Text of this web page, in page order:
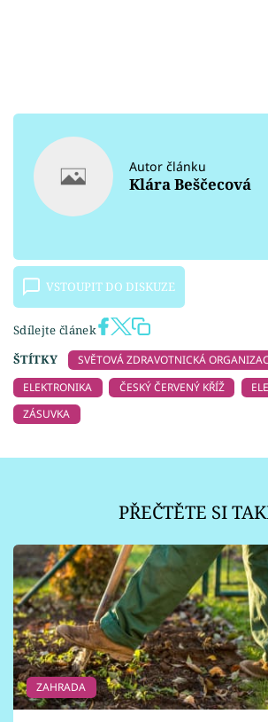
Autor článku
Klára Beščecová
VSTOUPIT DO DISKUZE
Sdílejte článek
ŠTÍTKY
SVĚTOVÁ ZDRAVOTNICKÁ
ELEKTRONIKA
ČESKÝ ČERVENÝ KŘÍŽ
ZÁSUVKA
PŘEČTĚTE SI
ZAHRADA